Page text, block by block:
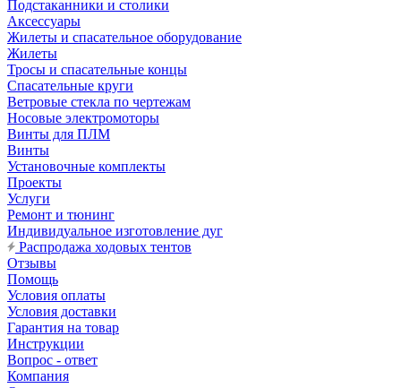
Подстаканники и столики
Аксессуары
Жилеты и спасательное оборудование
Жилеты
Тросы и спасательные концы
Спасательные круги
Ветровые стекла по чертежам
Носовые электромоторы
Винты для ПЛМ
Винты
Установочные комплекты
Проекты
Услуги
Ремонт и тюнинг
Индивидуальное изготовление дуг
Распродажа ходовых тентов
Отзывы
Помощь
Условия оплаты
Условия доставки
Гарантия на товар
Инструкции
Вопрос - ответ
Компания